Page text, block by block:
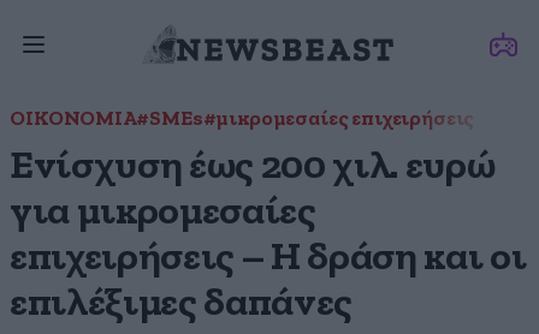
ΟΙΚΟΝΟΜΙΑ#SMEs#μικρομεσαίες επιχειρήσεις
Ενίσχυση έως 200 χιλ. ευρώ
για μικρομεσαίες
επιχειρήσεις – Η δράση και οι
επιλέξιμες δαπάνες